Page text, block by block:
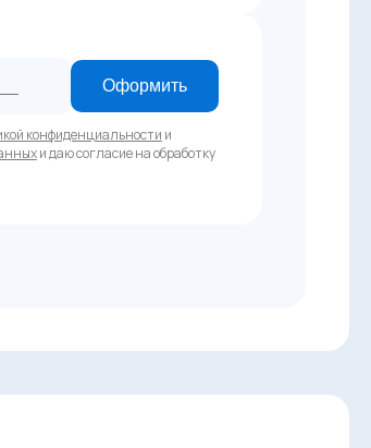
Оформить
конфиденциальности и
и даю согласие на обработку